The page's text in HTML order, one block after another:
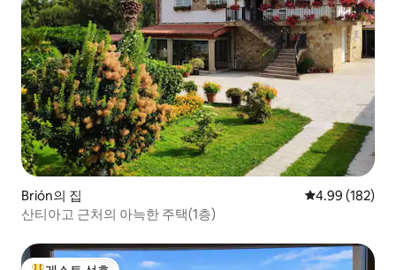
Brión의 집 평점 4.99점(5
4.99 (182)
산티아고 근처의 아늑한 주택(1층)